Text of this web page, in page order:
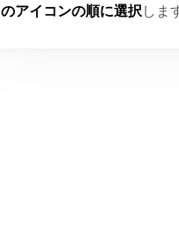
のアイコンの順に選択 しま